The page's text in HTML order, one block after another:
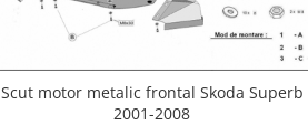
Scut motor metalic frontal Skoda Superb
2001-2008